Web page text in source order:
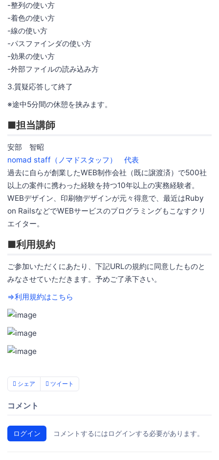
-整列の使い方
-着色の使い方
-線の使い方
-パスファインダの使い方
-効果の使い方
-外部ファイルの読み込み方
3.質疑応答して終了
※途中5分間の休憩を挟みます。
■担当講師
安部 智昭
nomad staff（ノマドスタッフ） 代表
過去に自らが創業したWEB制作会社（既に譲渡済）で500社
以上の案件に携わった経験を持つ10年以上の実務経験者。
WEBデザイン、印刷物デザインが元々得意で、最近はRuby
on RailsなどでWEBサービスのプログラミングもこなすクリ
エイター。
■利用規約
ご参加いただくにあたり、下記URLの規約に同意したものと
みなさせていただきます。予めご了承下さい。
⇒利用規約はこちら
シェア ツイート
コメント
ログイン コメントするにはログインする必要があります。